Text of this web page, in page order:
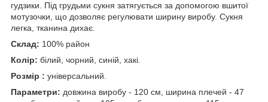
гудзики. Під грудьми сукня затягується за допомогою вшитої
мотузочки, що дозволяє регулювати ширину виробу. Сукня
легка, тканина дихає.
Склад: 100% район
Колір: білий, чорний, синій, хакі.
Розмір : універсальний.
Параметри: довжина виробу - 120 см, ширина плечей - 47